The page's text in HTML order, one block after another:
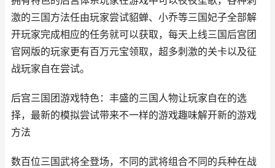
激的三国方法任由玩家尝试貂蝉、小乔等三国妃子全部解
开玩家完成相应的任务就可以获取，每天上线三国后宫团
官网版的玩家更有百万元宝领取，超多刺激的关卡以及征
战玩家自在尝试。
后宫三国团游戏特色：丰盛的三国人物让玩家自在的选
择，最新的模拟尝试带来不一样的游戏趣味解开新的游戏
方法
数百位三国武将全登场，不同的武将组合不同的兵种在战